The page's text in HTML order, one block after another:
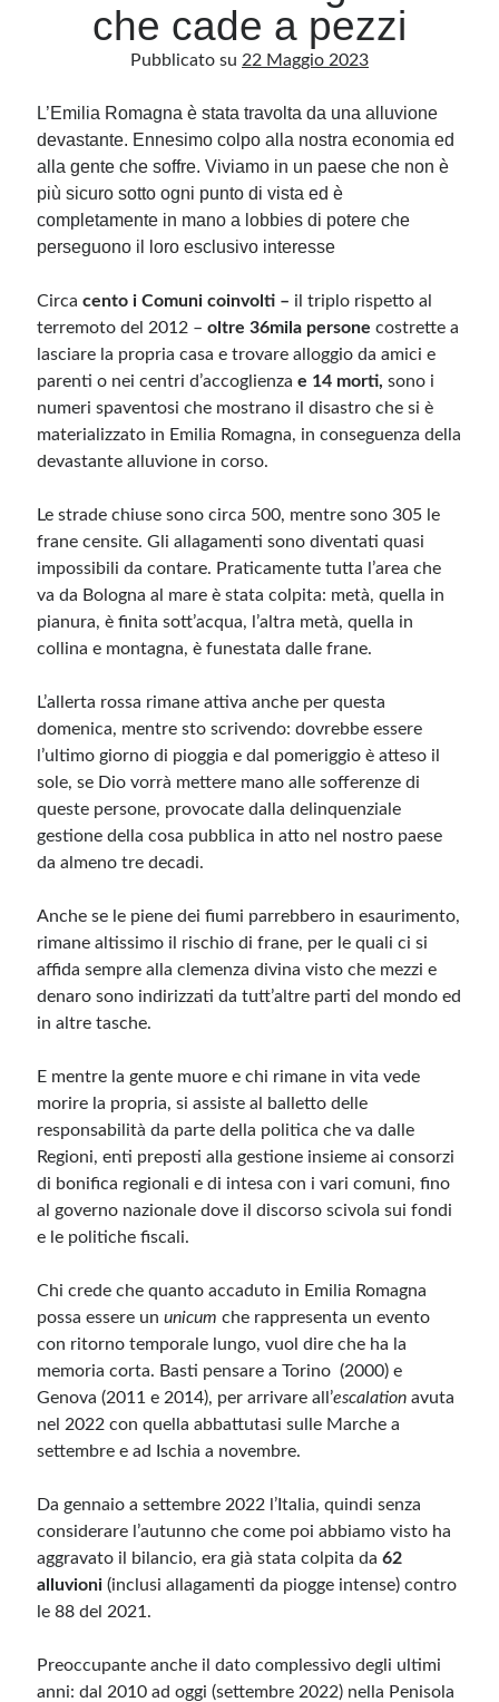
Archivi
Categorie
Categorie
Questo blog non rappresenta una testata giornalistica, in quanto viene aggiornato
senza alcuna periodicità. Non può pertanto considerarsi un prodotto editoriale ai
sensi della legge n· 62 del 7.03.2001. L’autore non è responsabile di quanto
pubblicato dai lettori nei commenti ai vari post. Saranno comunque cancellati quelli
ritenuti offensivi o lesivi dell’immagine o dell’onorabilità di terzi, di genere spam,
razzisti o che contengano dati personali non conformi al rispetto delle norme sulla
privacy. Alcune immagini inserite in questo blog sono tratte da Internet e, pertanto,
diritti d’autore, vi invito a comunicarlo via e-mail a info[at]dinovalle.it e saranno
tramite link né del loro contenuto, che può essere soggetto a variazioni nel tempo.
Accedi
Feed dei contenuti
Feed dei commenti
che cade a pezzi
Pubblicato su 22 Maggio 2023
L’Emilia Romagna è stata travolta da una alluvione
devastante. Ennesimo colpo alla nostra economia ed
alla gente che soffre. Viviamo in un paese che non è
più sicuro sotto ogni punto di vista ed è
completamente in mano a lobbies di potere che
perseguono il loro esclusivo interesse
Circa cento i Comuni coinvolti – il triplo rispetto al
terremoto del 2012 –oltre 36mila personecostrette a
lasciare la propria casa e trovare alloggio da amici e
parenti o nei centri d’accoglienza e 14 morti,sono i
numeri spaventosi che mostrano il disastro che si è
materializzato in Emilia Romagna, in conseguenza della
devastante alluvione in corso.
Le strade chiuse sono circa 500, mentre sono 305 le
frane censite. Gli allagamenti sono diventati quasi
impossibili da contare. Praticamente tutta l’area che
va da Bologna al mare è stata colpita: metà, quella in
pianura, è finita sott’acqua, l’altra metà, quella in
collina e montagna, è funestata dalle frane.
L’allerta rossa rimane attiva anche per questa
domenica, mentre sto scrivendo: dovrebbe essere
l’ultimo giorno di pioggia e dal pomeriggio è atteso il
sole, se Dio vorrà mettere mano alle sofferenze di
queste persone, provocate dalla delinquenziale
gestione della cosa pubblica in atto nel nostro paese
da almeno tre decadi.
Anche se le piene dei fiumi parrebbero in esaurimento,
rimane altissimo il rischio di frane, per le quali ci si
affida sempre alla clemenza divina visto che mezzi e
denaro sono indirizzati da tutt’altre parti del mondo ed
in altre tasche.
E mentre la gente muore e chi rimane in vita vede
morire la propria, si assiste al balletto delle
responsabilità da parte della politica che va dalle
Regioni, enti preposti alla gestione insieme ai consorzi
di bonifica regionali e di intesa con i vari comuni, fino
al governo nazionale dove il discorso scivola sui fondi
e le politiche fiscali.
Chi crede che quanto accaduto in Emilia Romagna
possa essere ununicum che rappresenta un evento
con ritorno temporale lungo, vuol dire che ha la
memoria corta. Basti pensare a Torino (2000) e
Genova (2011 e 2014), per arrivare all’escalation avuta
nel 2022 con quella abbattutasi sulle Marche a
settembre e ad Ischia a novembre.
Da gennaio a settembre 2022 l’Italia, quindi senza
considerare l’autunno che come poi abbiamo visto ha
aggravato il bilancio, era già stata colpita da62
alluvioni (inclusi allagamenti da piogge intense)contro
le 88 del 2021.
Preoccupante anche il dato complessivo degli ultimi
anni: dal 2010 ad oggi (settembre 2022) nella Penisola